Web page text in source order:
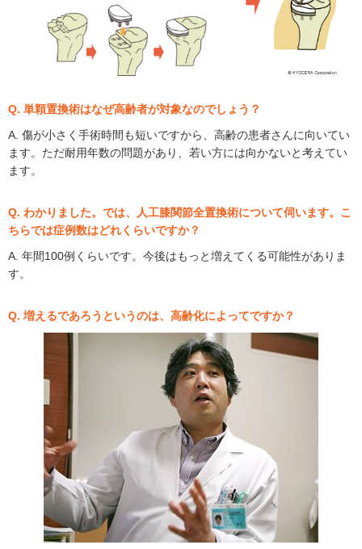
Q. 単顆置換術はなぜ高齢者が対象なのでしょう？
A. 傷が小さく手術時間も短いですから、高齢の患者さんに向いてい
ます。ただ耐用年数の問題があり、若い方には向かないと考えてい
ます。
Q. わかりました。では、人工膝関節全置換術について伺います。こ
ちらでは症例数はどれくらいですか？
A. 年間100例くらいです。今後はもっと増えてくる可能性がありま
す。
Q. 増えるであろうというのは、高齢化によってですか？